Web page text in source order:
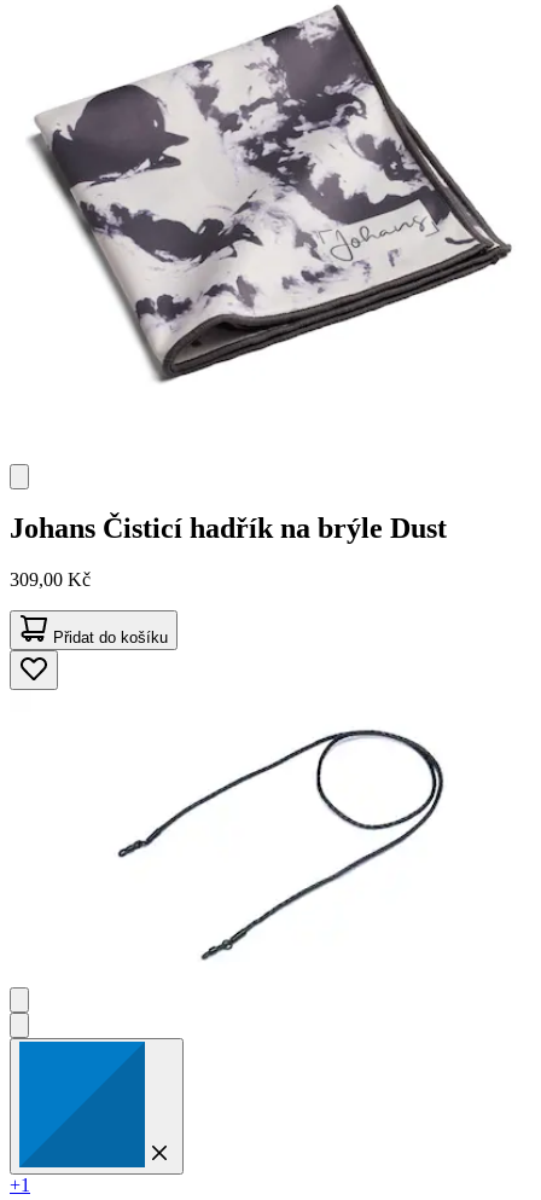
Johans Čisticí hadřík na brýle Dust
309,00 Kč
Přidat do košíku
+1